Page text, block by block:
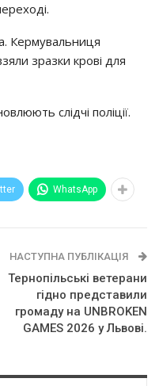
Кермувальниця
зразки крові для
слідчі поліції.
WhatsApp
НАСТУПНА ПУБЛІКАЦІЯ
Тернопільські ветерани
гідно представили
громаду на UNBROKEN
GAMES 2026 у Львові.